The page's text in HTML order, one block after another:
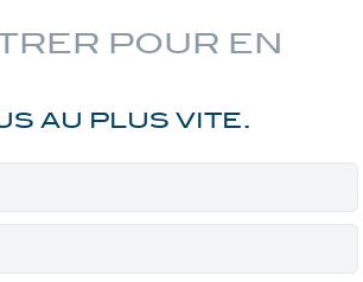
POUR EN
AU PLUS VITE.